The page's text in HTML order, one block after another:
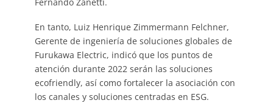
En tanto, Luiz Henrique Zimmermann Felchner,
Gerente de ingeniería de soluciones globales de
Furukawa Electric, indicó que los puntos de
atención durante 2022 serán las soluciones
ecofriendly, así como fortalecer la asociación con
los canales y soluciones centradas en ESG.